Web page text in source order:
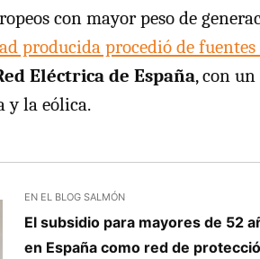
con mayor peso de
producida procedió de fuentes
Eléctrica de España, con
y la eólica.
EN EL BLOG SALMÓN
El subsidio para mayores de 52
en España como red de